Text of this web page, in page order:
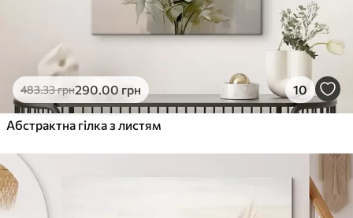
483.33грн290.00 грн 10
Абстрактна гілка з листям